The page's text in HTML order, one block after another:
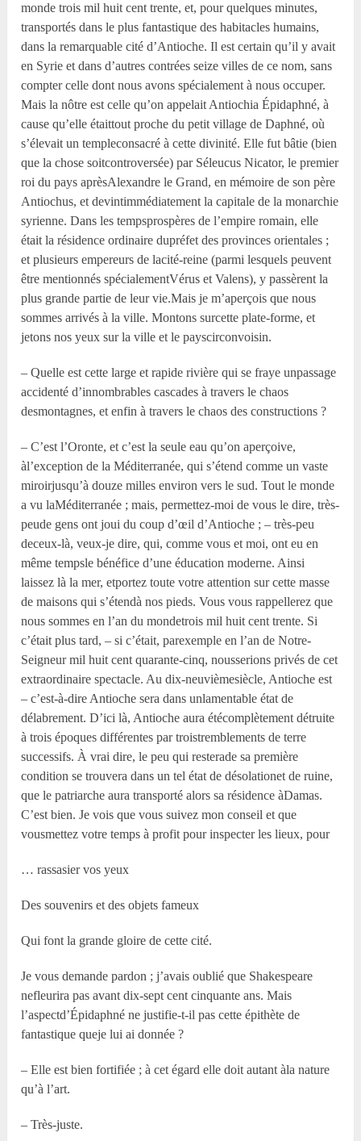
monde trois mil huit cent trente, et, pour quelques minutes,
transportés dans le plus fantastique des habitacles humains,
dans la remarquable cité d’Antioche. Il est certain qu’il y avait
en Syrie et dans d’autres contrées seize villes de ce nom, sans
compter celle dont nous avons spécialement à nous occuper.
Mais la nôtre est celle qu’on appelait Antiochia Épidaphné, à
cause qu’elle étaittout proche du petit village de Daphné, où
s’élevait un templeconsacré à cette divinité. Elle fut bâtie (bien
que la chose soitcontroversée) par Séleucus Nicator, le premier
roi du pays aprèsAlexandre le Grand, en mémoire de son père
Antiochus, et devintimmédiatement la capitale de la monarchie
syrienne. Dans les tempsprospères de l’empire romain, elle
était la résidence ordinaire dupréfet des provinces orientales ;
et plusieurs empereurs de lacité-reine (parmi lesquels peuvent
être mentionnés spécialementVérus et Valens), y passèrent la
plus grande partie de leur vie.Mais je m’aperçois que nous
sommes arrivés à la ville. Montons surcette plate-forme, et
jetons nos yeux sur la ville et le payscirconvoisin.
– Quelle est cette large et rapide rivière qui se fraye unpassage
accidenté d’innombrables cascades à travers le chaos
desmontagnes, et enfin à travers le chaos des constructions ?
– C’est l’Oronte, et c’est la seule eau qu’on aperçoive,
àl’exception de la Méditerranée, qui s’étend comme un vaste
miroirjusqu’à douze milles environ vers le sud. Tout le monde
a vu laMéditerranée ; mais, permettez-moi de vous le dire, très-
peude gens ont joui du coup d’œil d’Antioche ; – très-peu
deceux-là, veux-je dire, qui, comme vous et moi, ont eu en
même tempsle bénéfice d’une éducation moderne. Ainsi
laissez là la mer, etportez toute votre attention sur cette masse
de maisons qui s’étendà nos pieds. Vous vous rappellerez que
nous sommes en l’an du mondetrois mil huit cent trente. Si
c’était plus tard, – si c’était, parexemple en l’an de Notre-
Seigneur mil huit cent quarante-cinq, nousserions privés de cet
extraordinaire spectacle. Au dix-neuvièmesiècle, Antioche est
– c’est-à-dire Antioche sera dans unlamentable état de
délabrement. D’ici là, Antioche aura étécomplètement détruite
à trois époques différentes par troistremblements de terre
successifs. À vrai dire, le peu qui resterade sa première
condition se trouvera dans un tel état de désolationet de ruine,
que le patriarche aura transporté alors sa résidence àDamas.
C’est bien. Je vois que vous suivez mon conseil et que
vousmettez votre temps à profit pour inspecter les lieux, pour
… rassasier vos yeux
Des souvenirs et des objets fameux
Qui font la grande gloire de cette cité.
Je vous demande pardon ; j’avais oublié que Shakespeare
nefleurira pas avant dix-sept cent cinquante ans. Mais
l’aspectd’Épidaphné ne justifie-t-il pas cette épithète de
fantastique queje lui ai donnée ?
– Elle est bien fortifiée ; à cet égard elle doit autant àla nature
qu’à l’art.
– Très-juste.